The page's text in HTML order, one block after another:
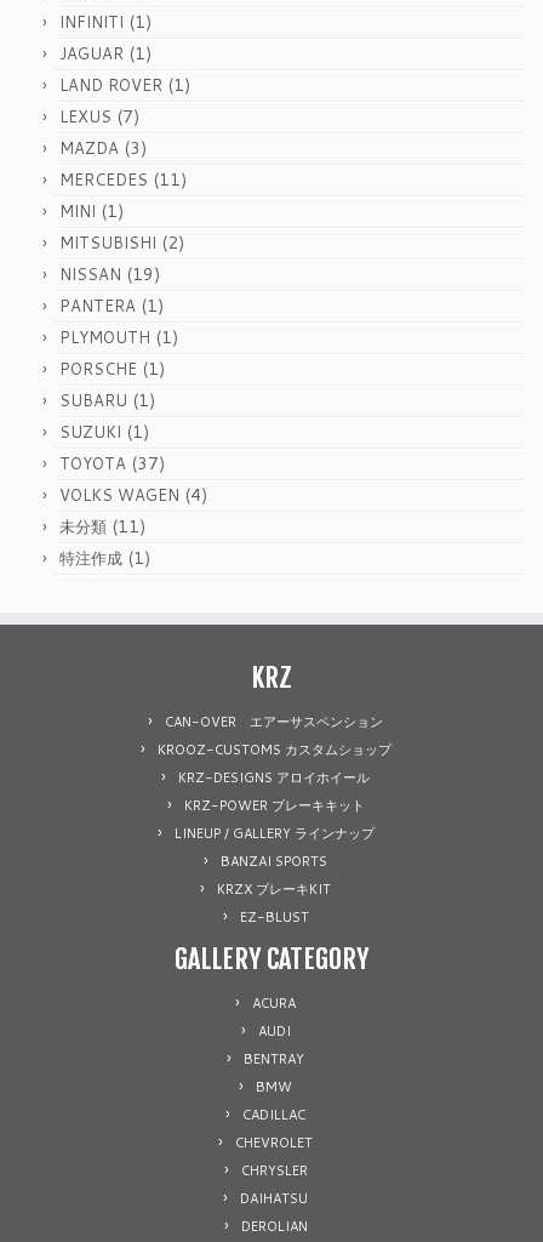
INFINITI (1)
JAGUAR (1)
LAND ROVER (1)
LEXUS (7)
MAZDA (3)
MERCEDES (11)
MINI (1)
MITSUBISHI (2)
NISSAN (19)
PANTERA (1)
PLYMOUTH (1)
PORSCHE (1)
SUBARU (1)
SUZUKI (1)
TOYOTA (37)
VOLKS WAGEN (4)
未分類 (11)
特注作成 (1)
KRZ
CAN-OVER エアーサスペンション
KROOZ-CUSTOMS カスタムショップ
KRZ-DESIGNS アロイホイール
KRZ-POWER ブレーキキット
LINEUP / GALLERY ラインナップ
BANZAI SPORTS
KRZX ブレーキKIT
EZ-BLUST
GALLERY CATEGORY
ACURA
AUDI
BENTRAY
BMW
CADILLAC
CHEVROLET
CHRYSLER
DAIHATSU
DEROLIAN